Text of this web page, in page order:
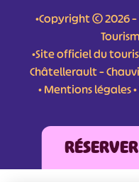
•Copyright © 2026
•Site officiel du
Châtellerault –
•Mentions légales•